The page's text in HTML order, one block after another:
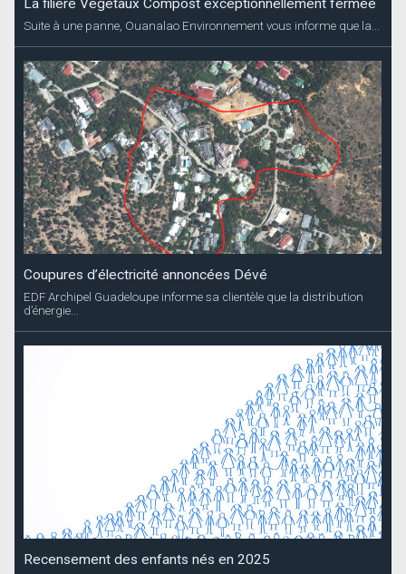
La filière Végétaux Compost exceptionnellement fermée
Suite à une panne, Ouanalao Environnement vous informe que la...
Coupures d’électricité annoncées Dévé
EDF Archipel Guadeloupe informe sa clientèle que la distribution
d’énergie...
Recensement des enfants nés en 2025